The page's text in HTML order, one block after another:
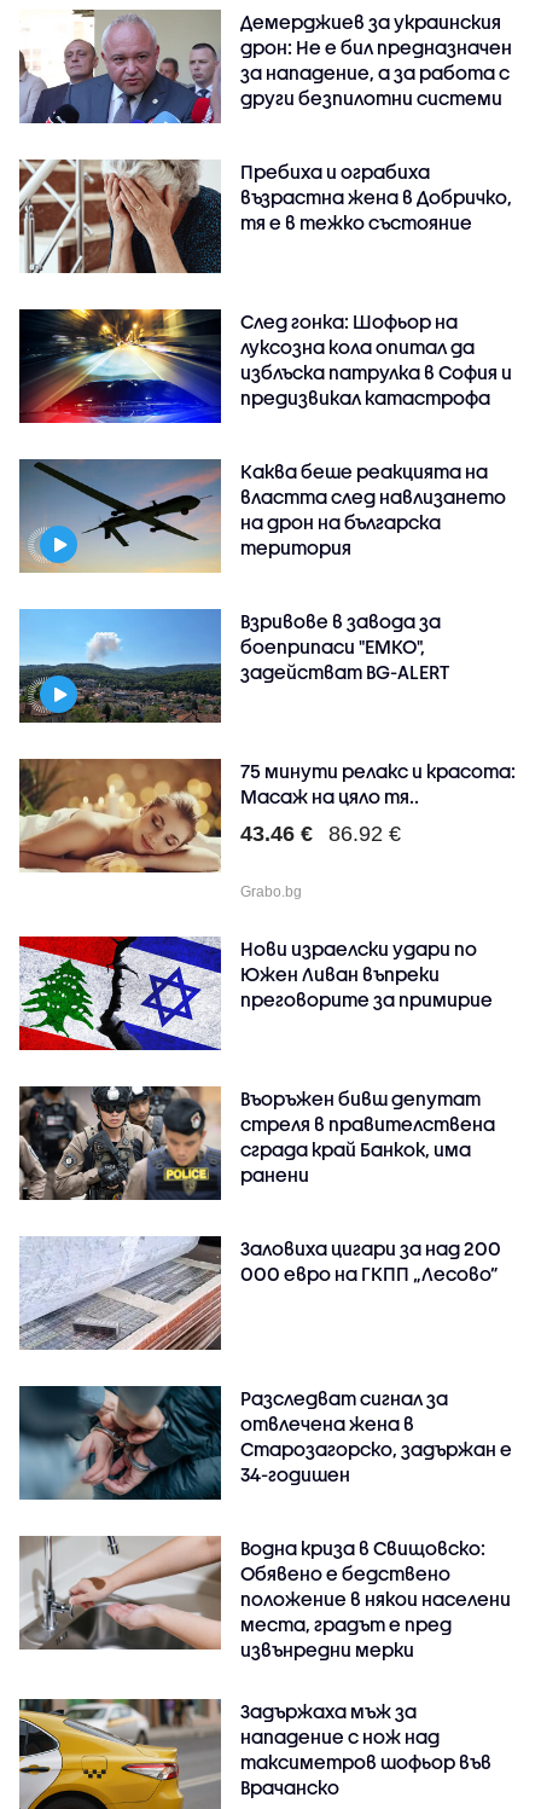
Демерджиев за украинския
дрон: Не е бил предназначен
за нападение, а за работа с
други безпилотни системи
Пребиха и ограбиха
възрастна жена в Добричко,
тя е в тежко състояние
След гонка: Шофьор на
луксозна кола опитал да
изблъска патрулка в София и
предизвикал катастрофа
Каква беше реакцията на
властта след навлизането
на дрон на българска
територия
Взривове в завода за
боеприпаси "ЕМКО",
задействат BG-ALERT
75 минути релакс и красота:
Масаж на цяло тя..
43.46 € 86.92 €
Grabo.bg
Нови израелски удари по
Южен Ливан въпреки
преговорите за примирие
Въоръжен бивш депутат
стреля в правителствена
сграда край Банкок, има
ранени
Заловиха цигари за над 200
000 евро на ГКПП „Лесово”
Разследват сигнал за
отвлечена жена в
Старозагорско, задържан е
34-годишен
Водна криза в Свищовско:
Обявено е бедствено
положение в някои населени
места, градът е пред
извънредни мерки
Задържаха мъж за
нападение с нож над
таксиметров шофьор във
Врачанско